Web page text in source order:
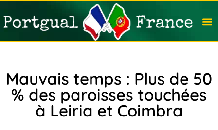
Mauvais temps : Plus de 50
% des paroisses touchées
à Leiria et Coimbra